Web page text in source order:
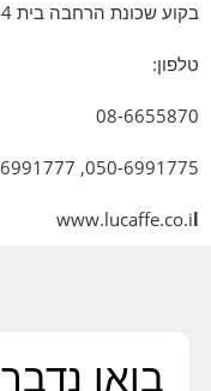
בקוע שכונת הרחבה בית 244 מיקוד: 9975500
טלפון:
08-6655870
050-6991775, 050-6991777
www.lucaffe.co.i
בואו נדבר